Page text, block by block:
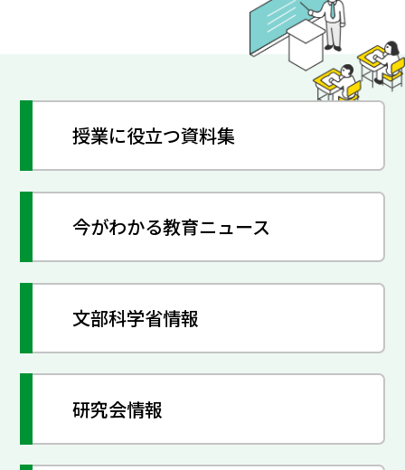
授業に役立つ資料集
今がわかる教育ニュース
文部科学省情報
研究会情報